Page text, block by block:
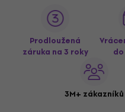
Prodloužená
záruka na 3 roky
3M+ zákazníků